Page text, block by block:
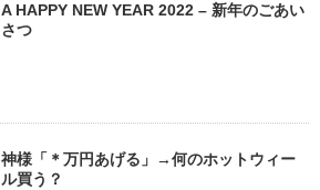
A HAPPY NEW YEAR 2022 – 新年のごあい
さつ
神様「＊万円あげる」→何のホットウィー
ル買う？